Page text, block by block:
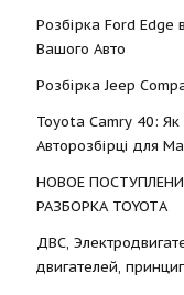
Розбірка Ford Edge
Вашого Авто
Розбірка Jeep
Toyota Camry 40: Як
Авторозбірці для
НОВОЕ
РАЗБОРКА TOYOTА
ДВС,
двигателей,